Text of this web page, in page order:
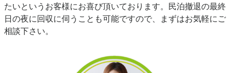
たいというお客様にお喜び頂いております。民泊撤退の最終
日の夜に回収に伺うことも可能ですので、まずはお気軽にご
相談下さい。